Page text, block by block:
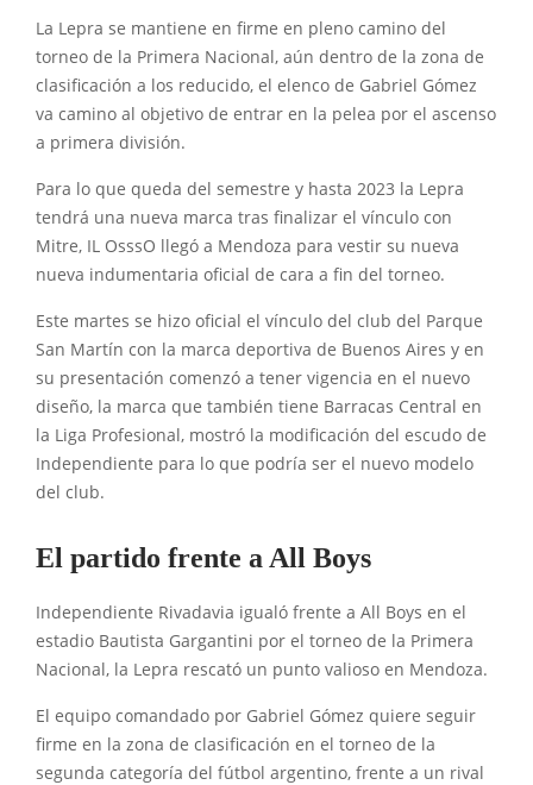
La Lepra se mantiene en firme en pleno camino del
torneo de la Primera Nacional, aún dentro de la zona de
clasificación a los reducido, el elenco de Gabriel Gómez
va camino al objetivo de entrar en la pelea por el ascenso
a primera división.
Para lo que queda del semestre y hasta 2023 la Lepra
tendrá una nueva marca tras finalizar el vínculo con
Mitre, IL OsssO llegó a Mendoza para vestir su nueva
nueva indumentaria oficial de cara a fin del torneo.
Este martes se hizo oficial el vínculo del club del Parque
San Martín con la marca deportiva de Buenos Aires y en
su presentación comenzó a tener vigencia en el nuevo
diseño, la marca que también tiene Barracas Central en
la Liga Profesional, mostró la modificación del escudo de
Independiente para lo que podría ser el nuevo modelo
del club.
El partido frente a All Boys
Independiente Rivadavia igualó frente a All Boys en el
estadio Bautista Gargantini por el torneo de la Primera
Nacional, la Lepra rescató un punto valioso en Mendoza.
El equipo comandado por Gabriel Gómez quiere seguir
firme en la zona de clasificación en el torneo de la
segunda categoría del fútbol argentino, frente a un rival